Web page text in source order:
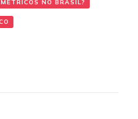
NO BRASIL?